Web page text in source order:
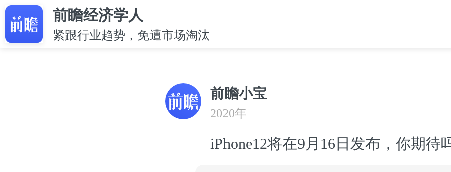
前瞻经济学人
紧跟行业趋势，免遭市场淘汰
前瞻小宝
2020年
iPhone12将在9月16日发布，你期待